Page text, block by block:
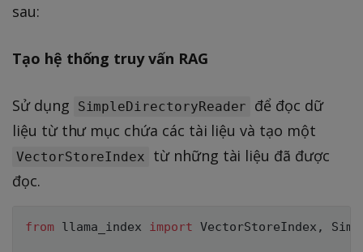
sau:
Tạo hệ thống truy vấn RAG
Sử dụng SimpleDirectoryReader
để đọc dữ
liệu từ thư mục chứa các tài liệu và tạo một
VectorStoreIndex
từ những tài liệu đã được
đọc.
from llama_index import VectorStoreIndex ,